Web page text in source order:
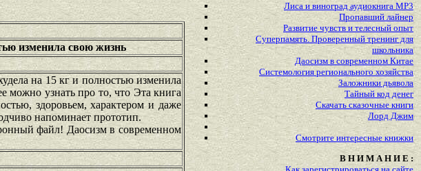
изменила свою жизнь
на 15 кг и полностью изменила
можно узнать про то, что Эта книга
здоровьем, характером и даже
напоминает прототип.
файл! Даосизм в современном
Лиса и виноград аудиокнига MP3
Пропавший лайнер
Развитие чувств и телесный опыт
Суперпамять. Проверенный тренинг для
школьника
Даосизм в современном Китае
Системология регионального хозяйства
Заложники дьявола
Тайный код денег
Скачать сказочные книги
Лорд Джим
Смотритеинтересные книжки
В Н И М А Н И Е :